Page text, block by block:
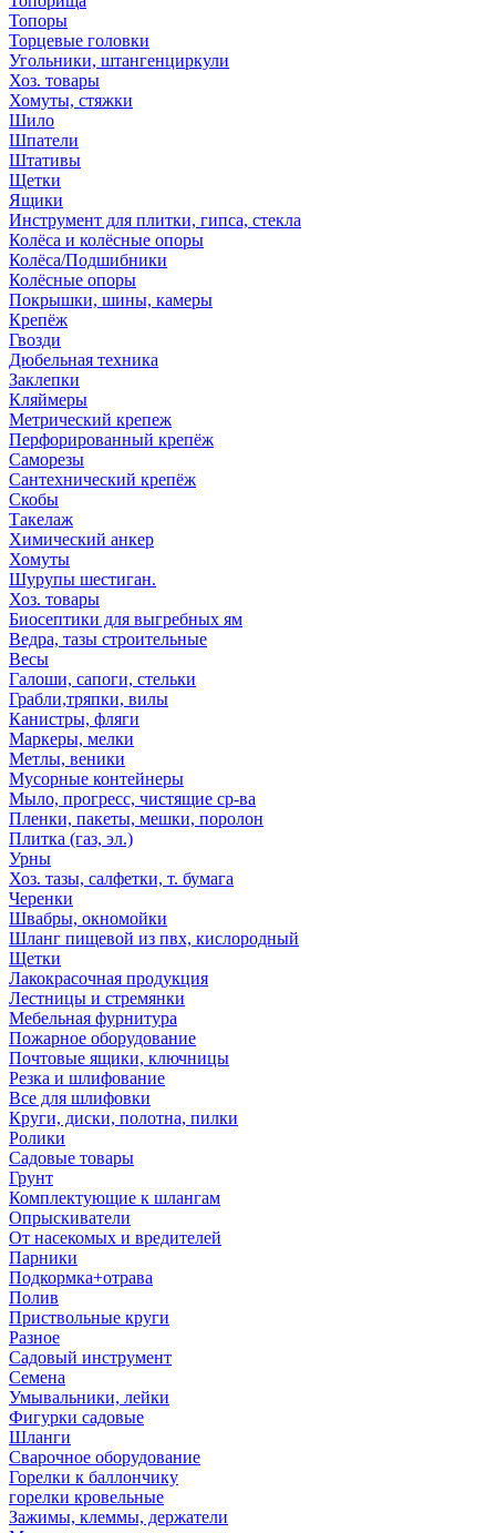
Топоры
Торцевые головки
Угольники, штангенциркули
Хоз. товары
Хомуты, стяжки
Шило
Шпатели
Штативы
Щетки
Ящики
Инструмент для плитки, гипса, стекла
Колёса и колёсные опоры
Колёса/Подшибники
Колёсные опоры
Покрышки, шины, камеры
Крепёж
Гвозди
Дюбельная техника
Заклепки
Кляймеры
Метрический крепеж
Перфорированный крепёж
Саморезы
Сантехнический крепёж
Скобы
Такелаж
Химический анкер
Хомуты
Шурупы шестиган.
Хоз. товары
Биосептики для выгребных ям
Ведра, тазы строительные
Весы
Галоши, сапоги, стельки
Грабли,тряпки, вилы
Канистры, фляги
Маркеры, мелки
Метлы, веники
Мусорные контейнеры
Мыло, прогресс, чистящие ср-ва
Пленки, пакеты, мешки, поролон
Плитка (газ, эл.)
Урны
Хоз. тазы, салфетки, т. бумага
Черенки
Швабры, окномойки
Шланг пищевой из пвх, кислородный
Щетки
Лакокрасочная продукция
Лестницы и стремянки
Мебельная фурнитура
Пожарное оборудование
Почтовые ящики, ключницы
Резка и шлифование
Все для шлифовки
Круги, диски, полотна, пилки
Ролики
Садовые товары
Грунт
Комплектующие к шлангам
Опрыскиватели
От насекомых и вредителей
Парники
Подкормка+отрава
Полив
Приствольные круги
Разное
Садовый инструмент
Семена
Умывальники, лейки
Фигурки садовые
Шланги
Сварочное оборудование
Горелки к баллончику
горелки кровельные
Зажимы, клеммы, держатели